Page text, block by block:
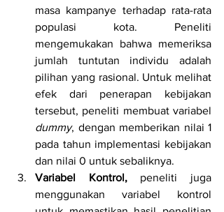
masa kampanye terhadap rata-rata
populasi kota. Peneliti
mengemukakan bahwa memeriksa
jumlah tuntutan individu adalah
pilihan yang rasional. Untuk melihat
efek dari penerapan kebijakan
dummy, dengan memberikan nilai 1
pada tahun implementasi kebijakan
dan nilai 0 untuk sebaliknya.
Variabel Kontrol, peneliti juga
menggunakan variabel kontrol